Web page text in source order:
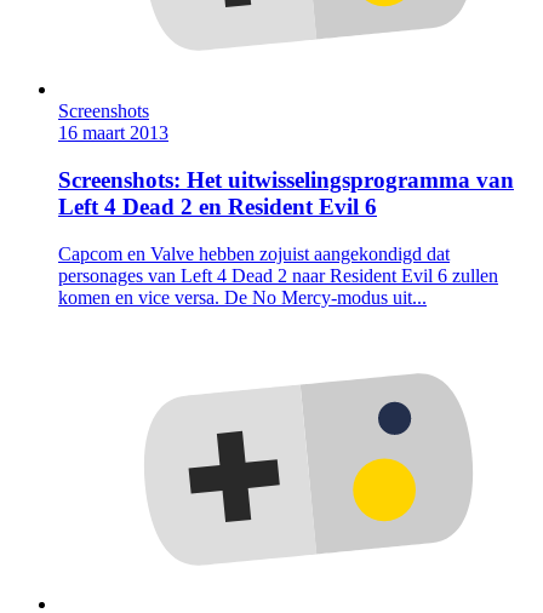
Screenshots
16 maart 2013
Screenshots: Het uitwisselingsprogramma van
Left 4 Dead 2 en Resident Evil 6
Capcom en Valve hebben zojuist aangekondigd dat
personages van Left 4 Dead 2 naar Resident Evil 6 zullen
komen en vice versa. De No Mercy-modus uit...